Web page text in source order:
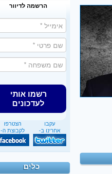
הרשמה לדיוור
רשמו אותי
לעדכונים
הצטרפו
לקבוצת ה-
עקבו
אחרינו ב-
כלים